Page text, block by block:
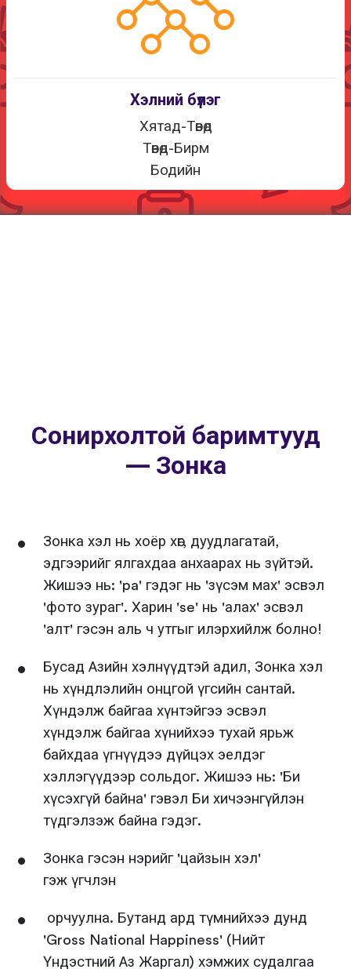
Хэлний бүлэг
Хятад-Төвөд
Төвөд-Бирм
Бодийн
Сонирхолтой баримтууд
— Зонка
Зонка хэл нь хоёр хөг, дуудлагатай,
эдгээрийг ялгахдаа анхаарах нь зүйтэй.
Жишээ нь: 'pa' гэдэг нь 'зүсэм мах' эсвэл
'фото зураг'. Харин 'se' нь 'алах' эсвэл
'алт' гэсэн аль ч утгыг илэрхийлж болно!
Бусад Азийн хэлнүүдтэй адил, Зонка хэл
нь хүндлэлийн онцгой үгсийн сантай.
Хүндэлж байгаа хүнтэйгээ эсвэл
хүндэлж байгаа хүнийхээ тухай ярьж
байхдаа үгнүүдээ дүйцэх эелдэг
хэллэгүүдээр сольдог. Жишээ нь: 'Би
хүсэхгүй байна' гэвэл Би хичээнгүйлэн
түдгэлзэж байна гэдэг.
Зонка гэсэн нэрийг 'цайзын хэл'
гэж үгчлэн
орчуулна. Бутанд ард түмнийхээ дунд
'Gross National Happiness' (Нийт
Үндэстний Аз Жаргал) хэмжих судалгаа